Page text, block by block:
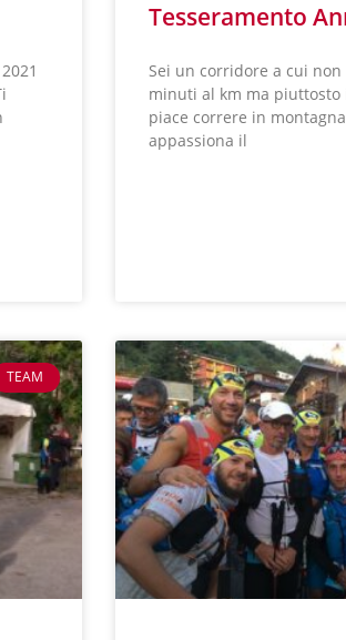
Tesseramento
Sei un corridore a cui
minuti al km ma piuttosto
piace correre in
appassiona il
TEAM